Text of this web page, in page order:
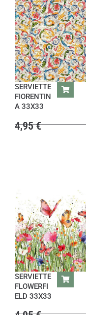
SERVIETTE
FIORENTIN
A 33X33
4,95€
SERVIETTE
FLOWERFI
ELD 33X33